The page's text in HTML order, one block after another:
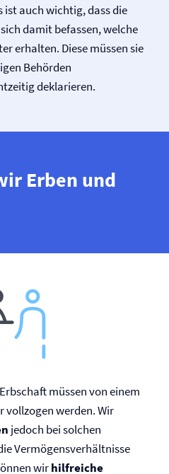
ist auch wichtig, dass die
damit befassen, welche
erhalten. Diese müssen sie
Behörden
deklarieren.
Erben und
müssen von einem
vollzogen werden. Wir
jedoch bei solchen
Vermögensverhältnisse
wirhilfreiche